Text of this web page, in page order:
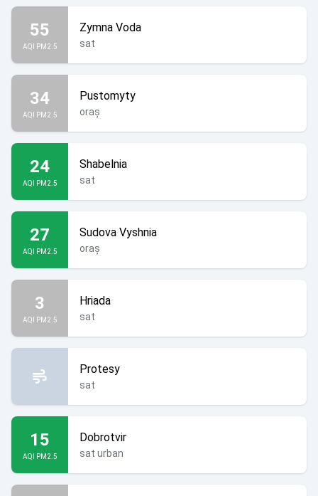
55
AQI PM2.5
Zymna Voda
sat
34
AQI PM2.5
Pustomyty
oraș
24
AQI PM2.5
Shabelnia
sat
27
AQI PM2.5
Sudova Vyshnia
oraș
3
AQI PM2.5
Hriada
sat
Protesy
sat
15
AQI PM2.5
Dobrotvir
sat urban